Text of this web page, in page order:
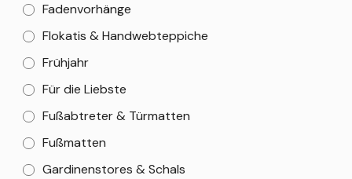
Fadenvorhänge
Flokatis & Handwebteppiche
Frühjahr
Für die Liebste
Fußabtreter & Türmatten
Fußmatten
Gardinenstores & Schals